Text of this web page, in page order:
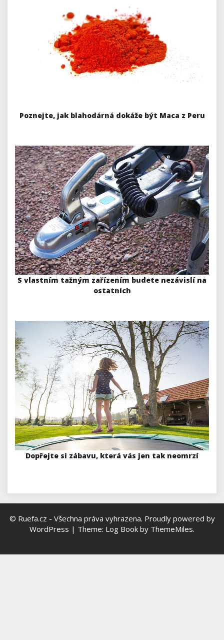
Poznejte, jak blahodárná dokáže být Maca z Peru
S vlastním tažným zařízením budete nezávislí na
ostatních
Dopřejte si zábavu, která vás jen tak neomrzí
© Ruefa.cz - Všechna práva vyhrazena. Proudly powered by
WordPress | Theme: Log Book by ThemeMiles.